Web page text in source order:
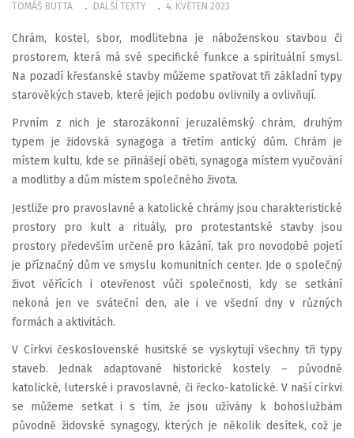
TOMÁŠ BUTTA DALŠÍ TEXTY 4. KVĚTEN 2023
Chrám, kostel, sbor, modlitebna je náboženskou stavbou či
prostorem, která má své specifické funkce a spirituální smysl.
Na pozadí křesťanské stavby můžeme spatřovat tři základní typy
starověkých staveb, které jejich podobu ovlivnily a ovlivňují.
Prvním z nich je starozákonní jeruzalémský chrám, druhým
typem je židovská synagoga a třetím antický dům. Chrám je
místem kultu, kde se přinášejí oběti, synagoga místem vyučování
a modlitby a dům místem společného života.
Jestliže pro pravoslavné a katolické chrámy jsou charakteristické
prostory pro kult a rituály, pro protestantské stavby jsou
prostory především určené pro kázání, tak pro novodobé pojetí
je příznačný dům ve smyslu komunitních center. Jde o společný
život věřících i otevřenost vůči společnosti, kdy se setkání
nekoná jen ve sváteční den, ale i ve všední dny v různých
formách a aktivitách.
V Církvi československé husitské se vyskytují všechny tři typy
staveb. Jednak adaptované historické kostely – původně
katolické, luterské i pravoslavné, či řecko-katolické. V naší církvi
se můžeme setkat i s tím, že jsou užívány k bohoslužbám
původně židovské synagogy, kterých je několik desítek, což je